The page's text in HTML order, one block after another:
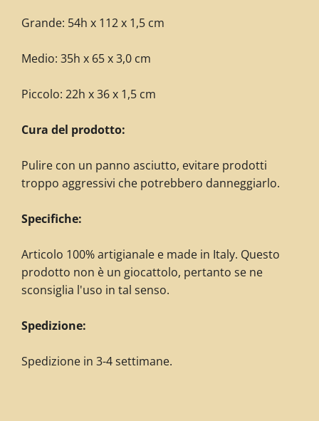
Grande: 54h x 112 x 1,5 cm
Medio: 35h x 65 x 3,0 cm
Piccolo: 22h x 36 x 1,5 cm
Cura del prodotto:
Pulire con un panno asciutto, evitare prodotti
troppo aggressivi che potrebbero danneggiarlo.
Specifiche:
Articolo 100% artigianale e made in Italy. Questo
prodotto non è un giocattolo, pertanto se ne
sconsiglia l'uso in tal senso.
Spedizione:
Spedizione in 3-4 settimane.